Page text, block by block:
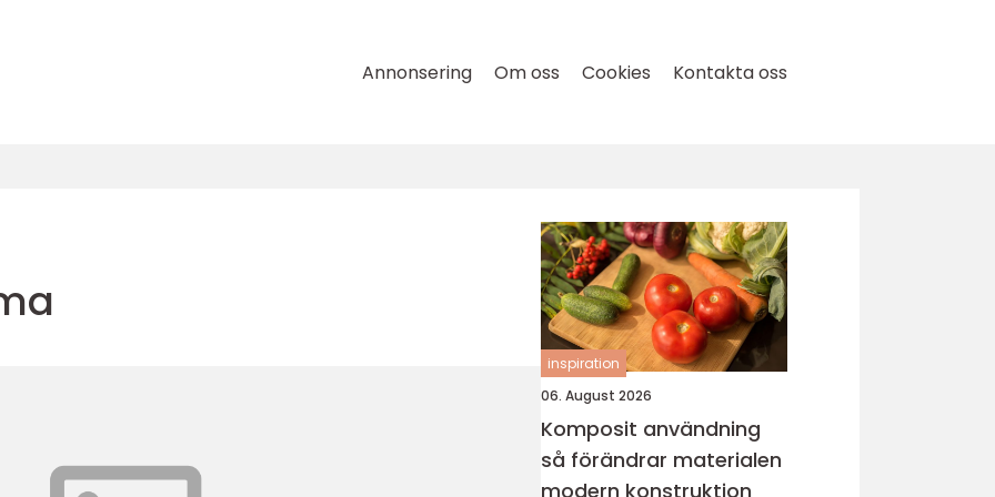
Annonsering Om oss Cookies Kontakta oss
inspiration
06. August 2026
Komposit användning
så förändrar materialen
modern konstruktion